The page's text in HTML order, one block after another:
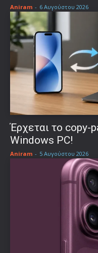
Aniram - 6 Αυγούστου 2026
Έρχεται το copy-
Windows PC!
Aniram - 5 Αυγούστου 2026